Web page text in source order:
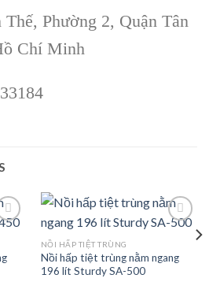
Phường 2, Quận Tân
Chí Minh
to
Add to
NỒI HẤP TIỆT TRÙNG
Nồi hấp tiệt trùng nằm ngang
196 lít Sturdy SA-500